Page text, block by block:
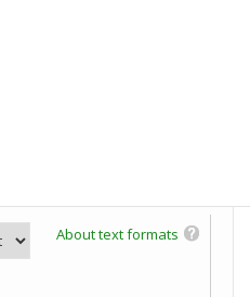
About text formats